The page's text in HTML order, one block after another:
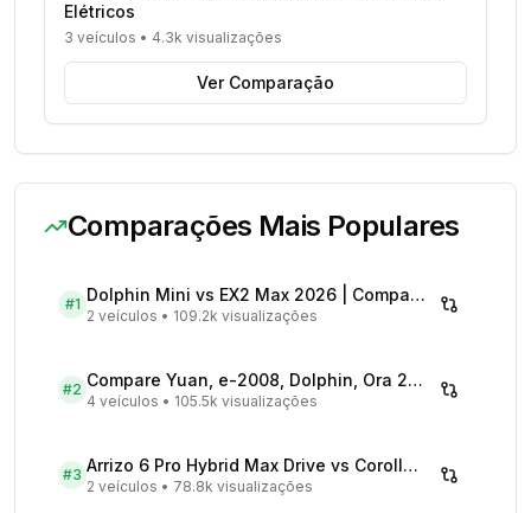
Elétricos
3 veículos • 4.3k visualizações
Ver Comparação
Comparações Mais Populares
#1 Dolphin Mini vs EX2 Max 2026 | Compare Preços
2 veículos • 109.2k visualizações
#2 Compare Yuan, e-2008, Dolphin, Ora 2026 | Veículos Elétricos
4 veículos • 105.5k visualizações
#3 Arrizo 6 Pro Hybrid Max Drive vs Corolla Cross XRX Hybrid - Comparativo Completo
2 veículos • 78.8k visualizações